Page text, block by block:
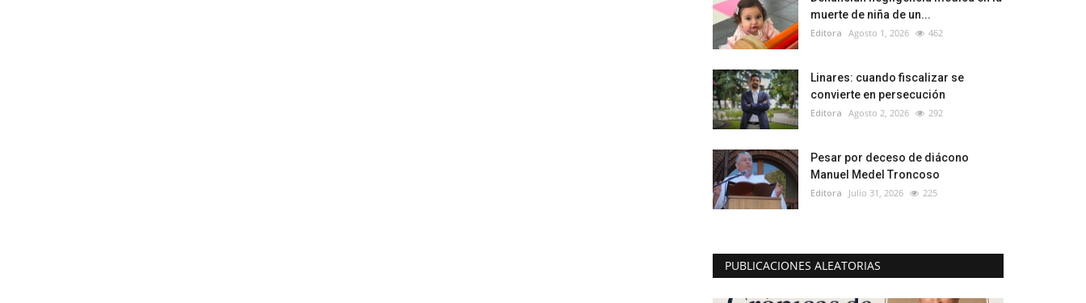
muerte de niña de un...
Editora Agosto 1, 2026 462
Linares: cuando fiscalizar se
convierte en persecución
Editora Agosto 2, 2026 292
Pesar por deceso de diácono
Manuel Medel Troncoso
Editora Julio 31, 2026 225
PUBLICACIONES ALEATORIAS